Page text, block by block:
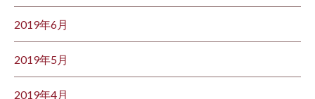
2019年6月
2019年5月
2019年4月